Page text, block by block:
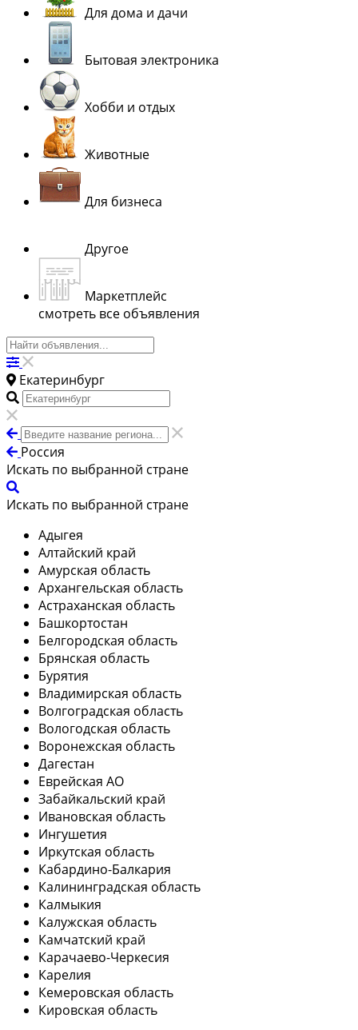
Для дома и дачи
Бытовая электроника
Хобби и отдых
Животные
Для бизнеса
Другое
Маркетплейс
смотреть все объявления
Екатеринбург
Россия
Искать по выбранной стране
Искать по выбранной стране
Адыгея
Алтайский край
Амурская область
Архангельская область
Астраханская область
Башкортостан
Белгородская область
Брянская область
Бурятия
Владимирская область
Волгоградская область
Вологодская область
Воронежская область
Дагестан
Еврейская АО
Забайкальский край
Ивановская область
Ингушетия
Иркутская область
Кабардино-Балкария
Калининградская область
Калмыкия
Калужская область
Камчатский край
Карачаево-Черкесия
Карелия
Кемеровская область
Кировская область